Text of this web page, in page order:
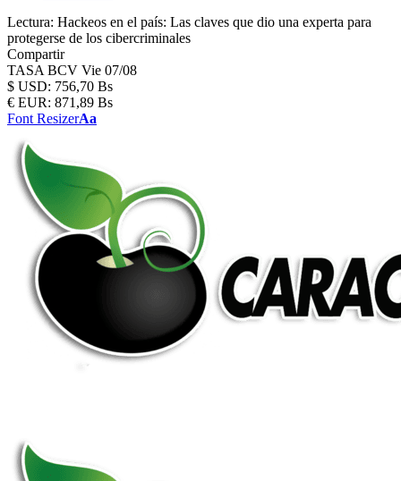
Lectura: Hackeos en el país: Las claves que dio una experta para
protegerse de los cibercriminales
Compartir
TASA BCV Vie 07/08
$ USD: 756,70 Bs
€ EUR: 871,89 Bs
Font ResizerAa